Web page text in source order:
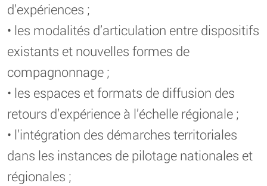
d’expériences ;
• les modalités d’articulation entre dispositifs
existants et nouvelles formes de
compagnonnage ;
• les espaces et formats de diffusion des
retours d’expérience à l’échelle régionale ;
• l’intégration des démarches territoriales
dans les instances de pilotage nationales et
régionales ;